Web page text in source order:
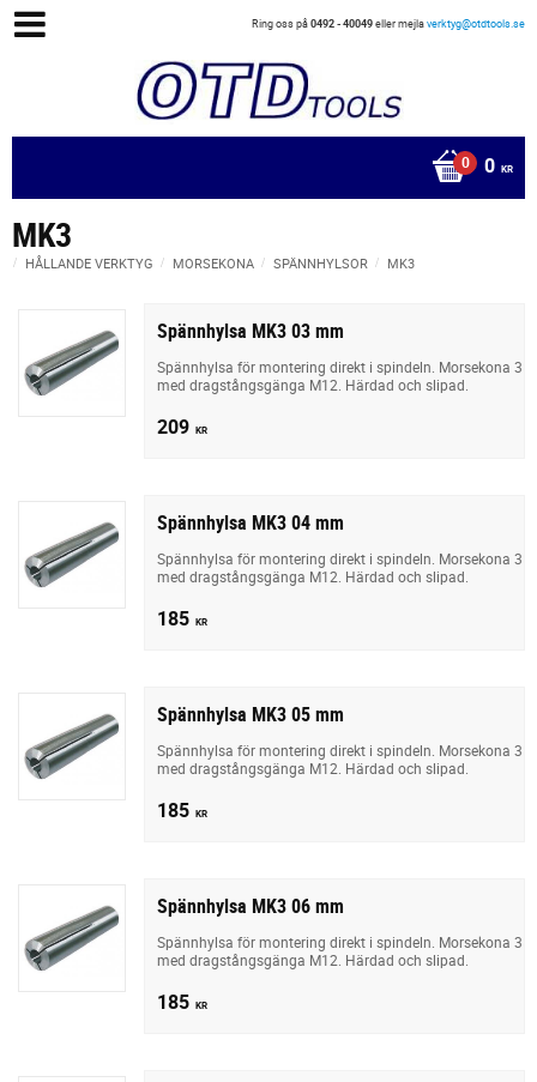
Ring oss på0492 - 40049eller mejlaverktyg@otdtools.se
0 KR
MK3
HÅLLANDE VERKTYG MORSEKONA SPÄNNHYLSOR MK3
Spännhylsa MK3 03 mm
Spännhylsa för montering direkt i spindeln. Morsekona 3
med dragstångsgänga M12. Härdad och slipad.
209 KR
Spännhylsa MK3 04 mm
Spännhylsa för montering direkt i spindeln. Morsekona 3
med dragstångsgänga M12. Härdad och slipad.
185 KR
Spännhylsa MK3 05 mm
Spännhylsa för montering direkt i spindeln. Morsekona 3
med dragstångsgänga M12. Härdad och slipad.
185 KR
Spännhylsa MK3 06 mm
Spännhylsa för montering direkt i spindeln. Morsekona 3
med dragstångsgänga M12. Härdad och slipad.
185 KR